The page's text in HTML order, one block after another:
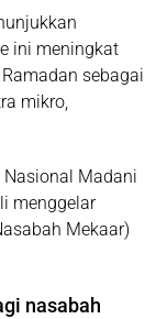
ini meningkat
sebagai
mikro,
Nasional Madani
menggelar
Mekaar)
nasabah